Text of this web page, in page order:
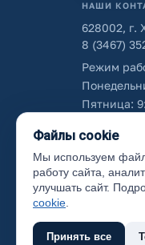
НАШИ
628002, г.
8 (3467)
Режим
Пятница:
Об
Файлы cookie
Мы используем
работу сайта,
улучшать сайт.
cookie
Принять все